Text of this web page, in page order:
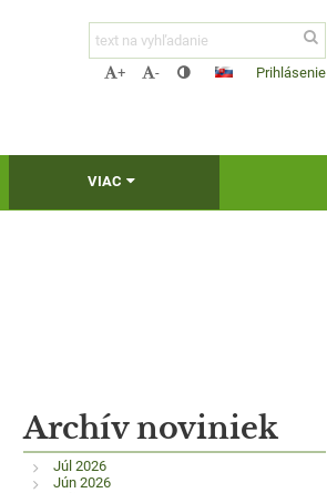
+ - Prihlásenie
VIAC
Archív noviniek
Júl 2026
Jún 2026